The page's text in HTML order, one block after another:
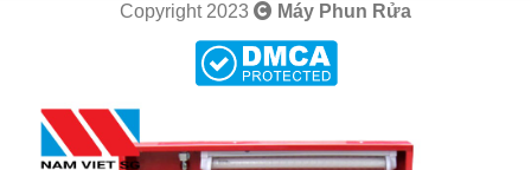
Copyright 2023 Máy Phun Rửa